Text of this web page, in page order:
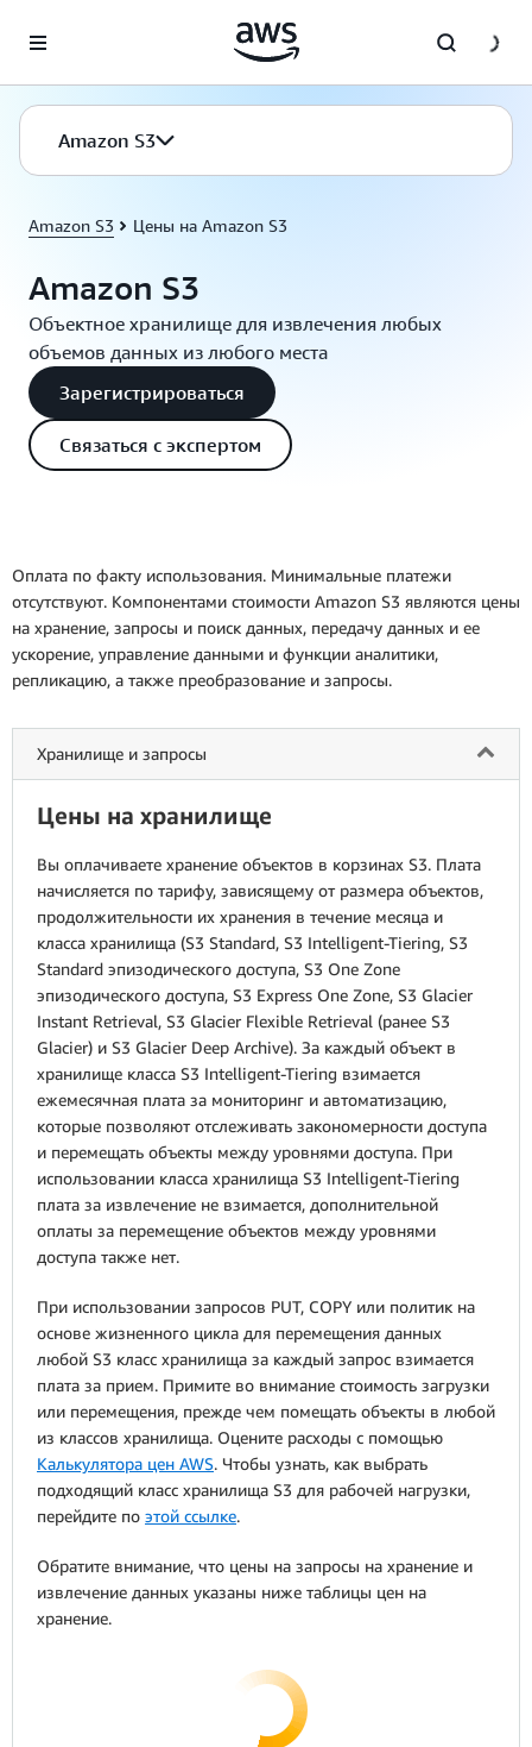
Перейти к главному контенту
Amazon S3
Amazon S3 Цены на Amazon S3
Amazon S3
Объектное хранилище для извлечения любых
объемов данных из любого места
Зарегистрироваться
Связаться с экспертом
Оплата по факту использования. Минимальные платежи
отсутствуют. Компонентами стоимости Amazon S3 являются цены
на хранение, запросы и поиск данных, передачу данных и ее
ускорение, управление данными и функции аналитики,
репликацию, а также преобразование и запросы.
Хранилище и запросы
Цены на хранилище
Вы оплачиваете хранение объектов в корзинах S3. Плата
начисляется по тарифу, зависящему от размера объектов,
продолжительности их хранения в течение месяца и
класса хранилища (S3 Standard, S3 Intelligent‑Tiering, S3
Standard эпизодического доступа, S3 One Zone
эпизодического доступа, S3 Express One Zone, S3 Glacier
Instant Retrieval, S3 Glacier Flexible Retrieval (ранее S3
Glacier) и S3 Glacier Deep Archive). За каждый объект в
хранилище класса S3 Intelligent‑Tiering взимается
ежемесячная плата за мониторинг и автоматизацию,
которые позволяют отслеживать закономерности доступа
и перемещать объекты между уровнями доступа. При
использовании класса хранилища S3 Intelligent-Tiering
плата за извлечение не взимается, дополнительной
оплаты за перемещение объектов между уровнями
доступа также нет.
При использовании запросов PUT, COPY или политик на
основе жизненного цикла для перемещения данных
любой S3 класс хранилища за каждый запрос взимается
плата за прием. Примите во внимание стоимость загрузки
или перемещения, прежде чем помещать объекты в любой
из классов хранилища. Оцените расходы с помощью
Калькулятора цен AWS. Чтобы узнать, как выбрать
подходящий класс хранилища S3 для рабочей нагрузки,
перейдите по этой ссылке.
Обратите внимание, что цены на запросы на хранение и
извлечение данных указаны ниже таблицы цен на
хранение.